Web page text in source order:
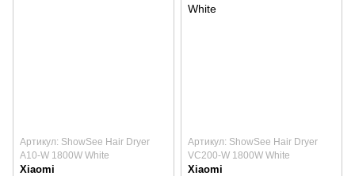
Артикул: ShowSee Hair Dryer
A10-W 1800W White
Xiaomi
Артикул: ShowSee Hair Dryer
VC200-W 1800W White
Xiaomi